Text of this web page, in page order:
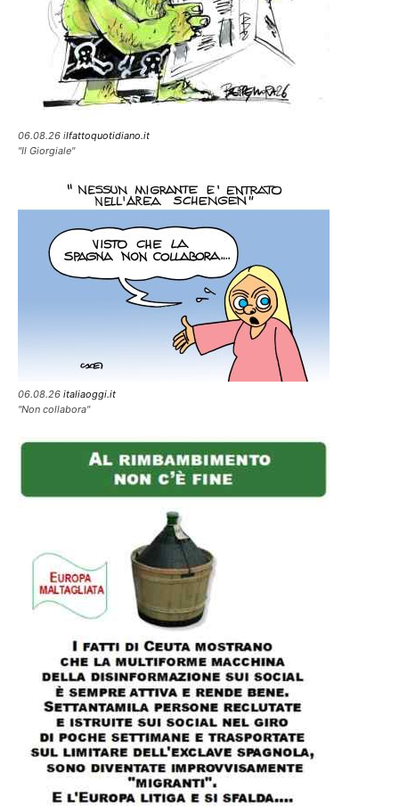
06.08.26 ilfattoquotidiano.it
"Il Giorgiale"
06.08.26 italiaoggi.it
"Non collabora"